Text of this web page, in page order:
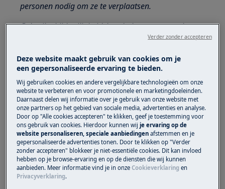
personen nodig om ze te verplaatsen.
Gebruik altijd veiligheidshandschoenen en gesloten
Houd er rekening mee dat zelfreparatie of niet-
professionele reparatie gevolgen kan hebben voor
de veiligheid als deze niet goed wordt uitgevoerd.
HOUD ER REKENING MEE DAT EEN ONJUISTE
INSTALLATIE TOT ISOLATIEVERLIES KAN LEIDEN
EN DE JUISTE FUNCTIONALITEIT VAN HET
APPARAAT IN GEVAAR KAN BRENGEN.
Deurafdichting verwijderen
Deze website maakt gebruik van cookies om je
een gepersonaliseerde ervaring te bieden.
Wij gebruiken cookies en andere vergelijkbare technologieën om onze
website te verbeteren en voor promotionele en marketingdoeleinden.
Daarnaast delen wij informatie over je gebruik van onze website met
onze partners op het gebied van sociale media, advertenties en analyse.
Door op "Alle cookies accepteren" te klikken, geef je toestemming voor
ons gebruik van cookies. Hierdoor kunnen wijje ervaring op de
website personaliseren, speciale aanbiedingen afstemmen en je
gepersonaliseerde advertenties tonen. Door te klikken op "Verder
zonder accepteren" blokkeer je niet-essentiële cookies. Dit kan invloed
hebben op je browse-ervaring en op de diensten die wij kunnen
aanbieden. Meer informatie vind je in onzeCookieverklaring en
Privacyverklaring.
Verder zonder accepteren